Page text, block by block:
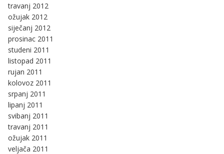
travanj 2012
ožujak 2012
siječanj 2012
prosinac 2011
studeni 2011
listopad 2011
rujan 2011
kolovoz 2011
srpanj 2011
lipanj 2011
svibanj 2011
travanj 2011
ožujak 2011
veljača 2011